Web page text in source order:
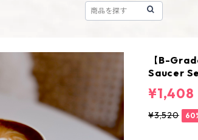
【B-
Saucer
¥1,408
¥3,520